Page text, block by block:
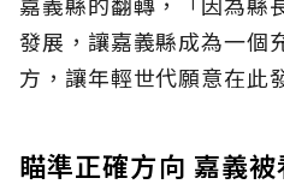
發展，讓嘉義縣成為一個
方，讓年輕世代願意在此
瞄準正確方向 嘉義被